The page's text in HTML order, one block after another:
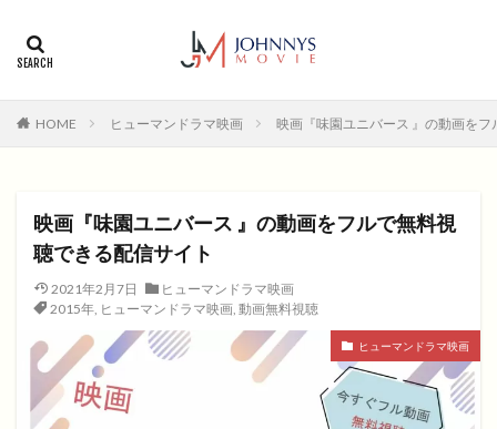
HOME ヒューマンドラマ映画 映画『味園ユニバース 』の動画を
映画『味園ユニバース 』の動画をフルで無料視
聴できる配信サイト
2021年2月7日
ヒューマンドラマ映画
2015年, ヒューマンドラマ映画, 動画無料視聴
ヒューマンドラマ映画
2018年
アクション
アニメ
コメディー映画
ヒューマンドラマ
ヒューマンドラマ映画
ファンタジー映画
ホラー
動画無料視聴
恋愛映画
無料視聴
無料視聴動画